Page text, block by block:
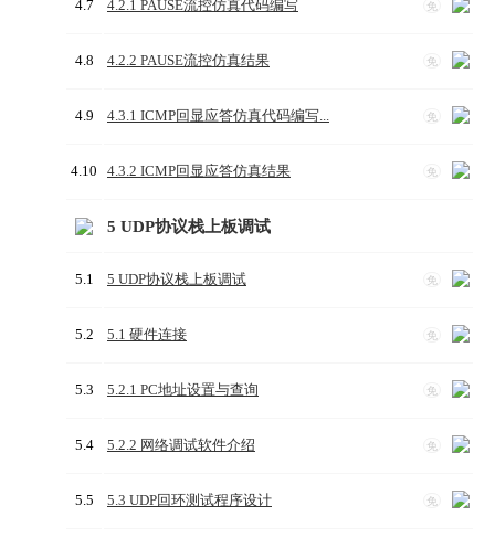
4.7 免
4.2.1 PAUSE流控仿真代码编写
4.8 免
4.2.2 PAUSE流控仿真结果
4.9 免
4.3.1 ICMP回显应答仿真代码编写...
4.10 免
4.3.2 ICMP回显应答仿真结果
5 UDP协议栈上板调试
5.1 免
5 UDP协议栈上板调试
5.2 免
5.1 硬件连接
5.3 免
5.2.1 PC地址设置与查询
5.4 免
5.2.2 网络调试软件介绍
5.5 免
5.3 UDP回环测试程序设计